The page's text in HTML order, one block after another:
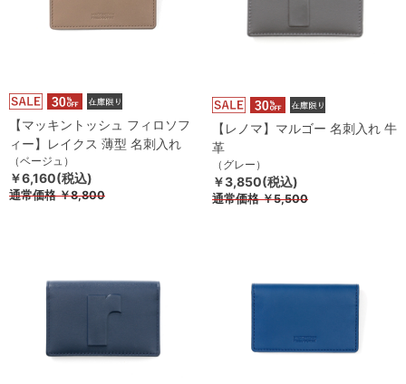
【マッキントッシュ フィロソフ
ィー】レイクス 薄型 名刺入れ
（ベージュ）
￥6,160(税込)
通常価格￥8,800
【レノマ】マルゴー 名刺入れ 牛
革
（グレー）
￥3,850(税込)
通常価格￥5,500